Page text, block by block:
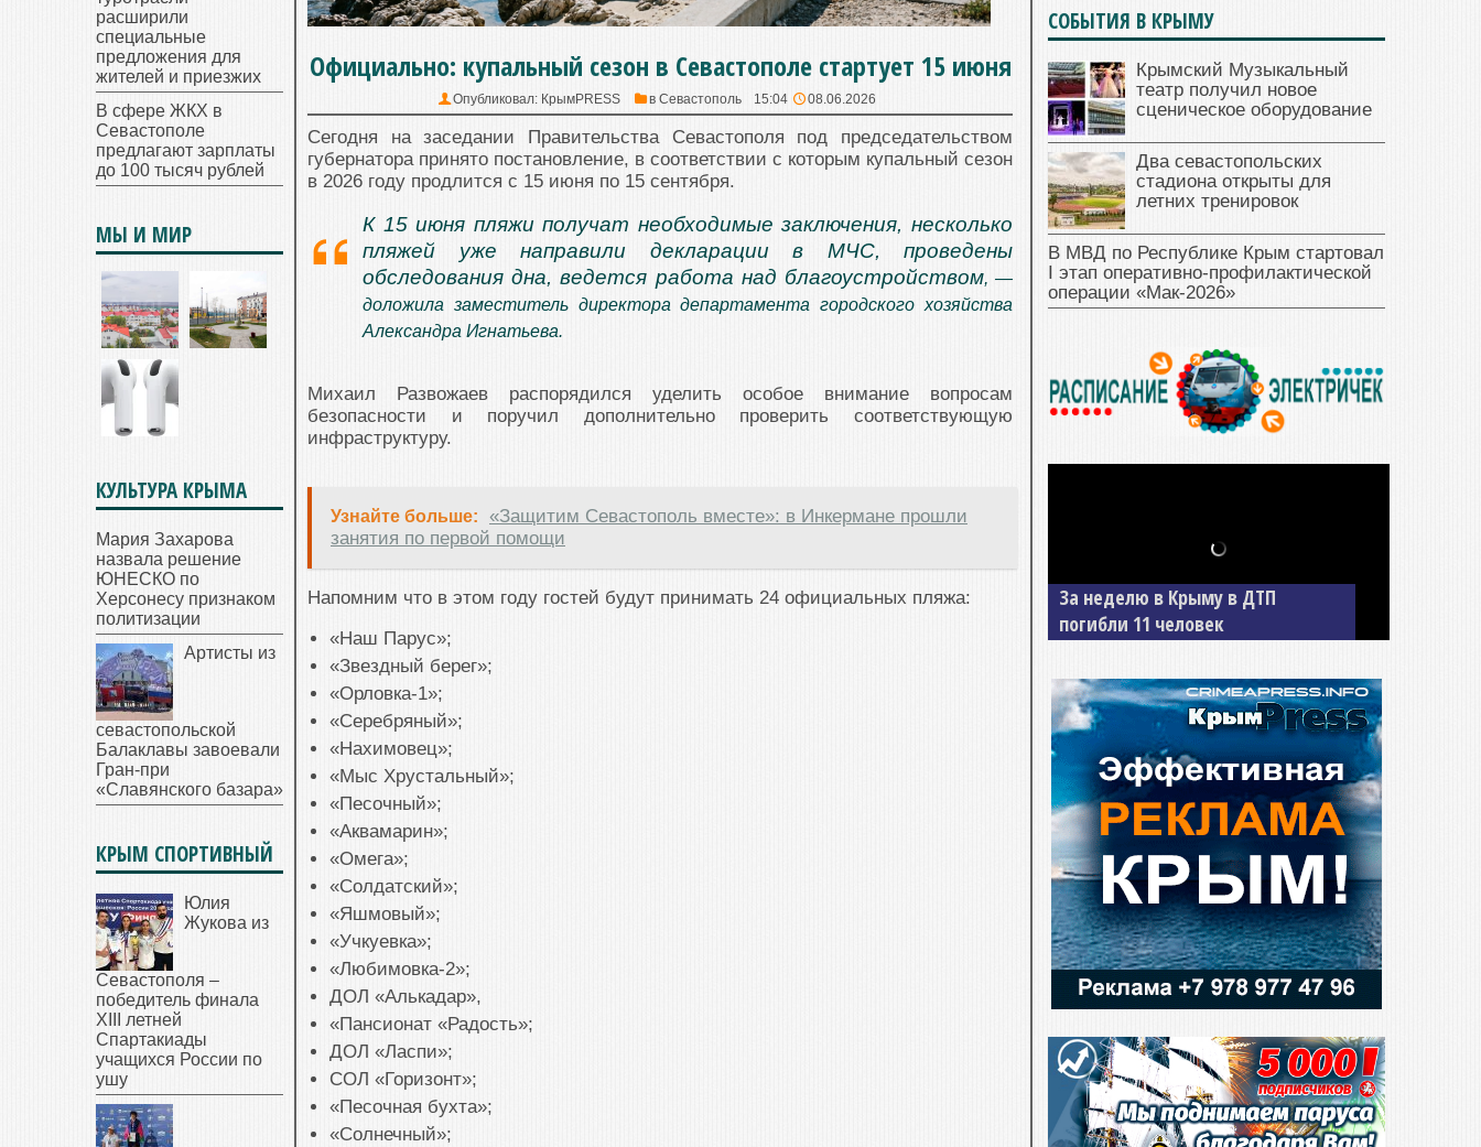
Официально: купальный сезон в Севастополе стартует 15 июня
Опубликовал: КрымPRESS в Севастополь 15:04 08.06.2026
Сегодня на заседании Правительства Севастополя под председательством
губернатора принято постановление, в соответствии с которым купальный сезон
в 2026 году продлится с 15 июня по 15 сентября.
К 15 июня пляжи получат необходимые заключения, несколько
пляжей уже направили декларации в МЧС, проведены
обследования дна, ведется работа над благоустройством, —
доложила заместитель директора департамента городского хозяйства
Александра Игнатьева.
Михаил Развожаев распорядился уделить особое внимание вопросам
безопасности и поручил дополнительно проверить соответствующую
инфраструктуру.
Узнайте больше:
«Защитим Севастополь вместе»: в Инкермане прошли
занятия по первой помощи
Напомним что в этом году гостей будут принимать 24 официальных пляжа:
«Наш Парус»;
«Звездный берег»;
«Орловка-1»;
«Серебряный»;
«Нахимовец»;
«Мыс Хрустальный»;
«Песочный»;
«Аквамарин»;
«Омега»;
«Солдатский»;
«Яшмовый»;
«Учкуевка»;
«Любимовка-2»;
ДОЛ «Алькадар»,
«Пансионат «Радость»;
ДОЛ «Ласпи»;
СОЛ «Горизонт»;
«Песочная бухта»;
«Солнечный»;
расширили
специальные
предложения для
жителей и приезжих
В сфере ЖКХ в
Севастополе
предлагают зарплаты
до 100 тысяч рублей
МЫ И МИР
КУЛЬТУРА КРЫМА
Мария Захарова
назвала решение
ЮНЕСКО по
Херсонесу признаком
политизации
Артисты из
севастопольской
Балаклавы завоевали
Гран-при
«Славянского базара»
КРЫМ СПОРТИВНЫЙ
Юлия
Жукова из
Севастополя –
победитель финала
XIII летней
Спартакиады
учащихся России по
ушу
СОБЫТИЯ В КРЫМУ
Крымский Музыкальный
театр получил новое
сценическое оборудование
Два севастопольских
стадиона открыты для
летних тренировок
В МВД по Республике Крым стартовал
I этап оперативно‑профилактической
операции «Мак‑2026»
За неделю в Крыму в ДТП
погибли 11 человек